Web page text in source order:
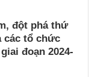
đột phá thứ
các tổ chức
đoạn 2024-